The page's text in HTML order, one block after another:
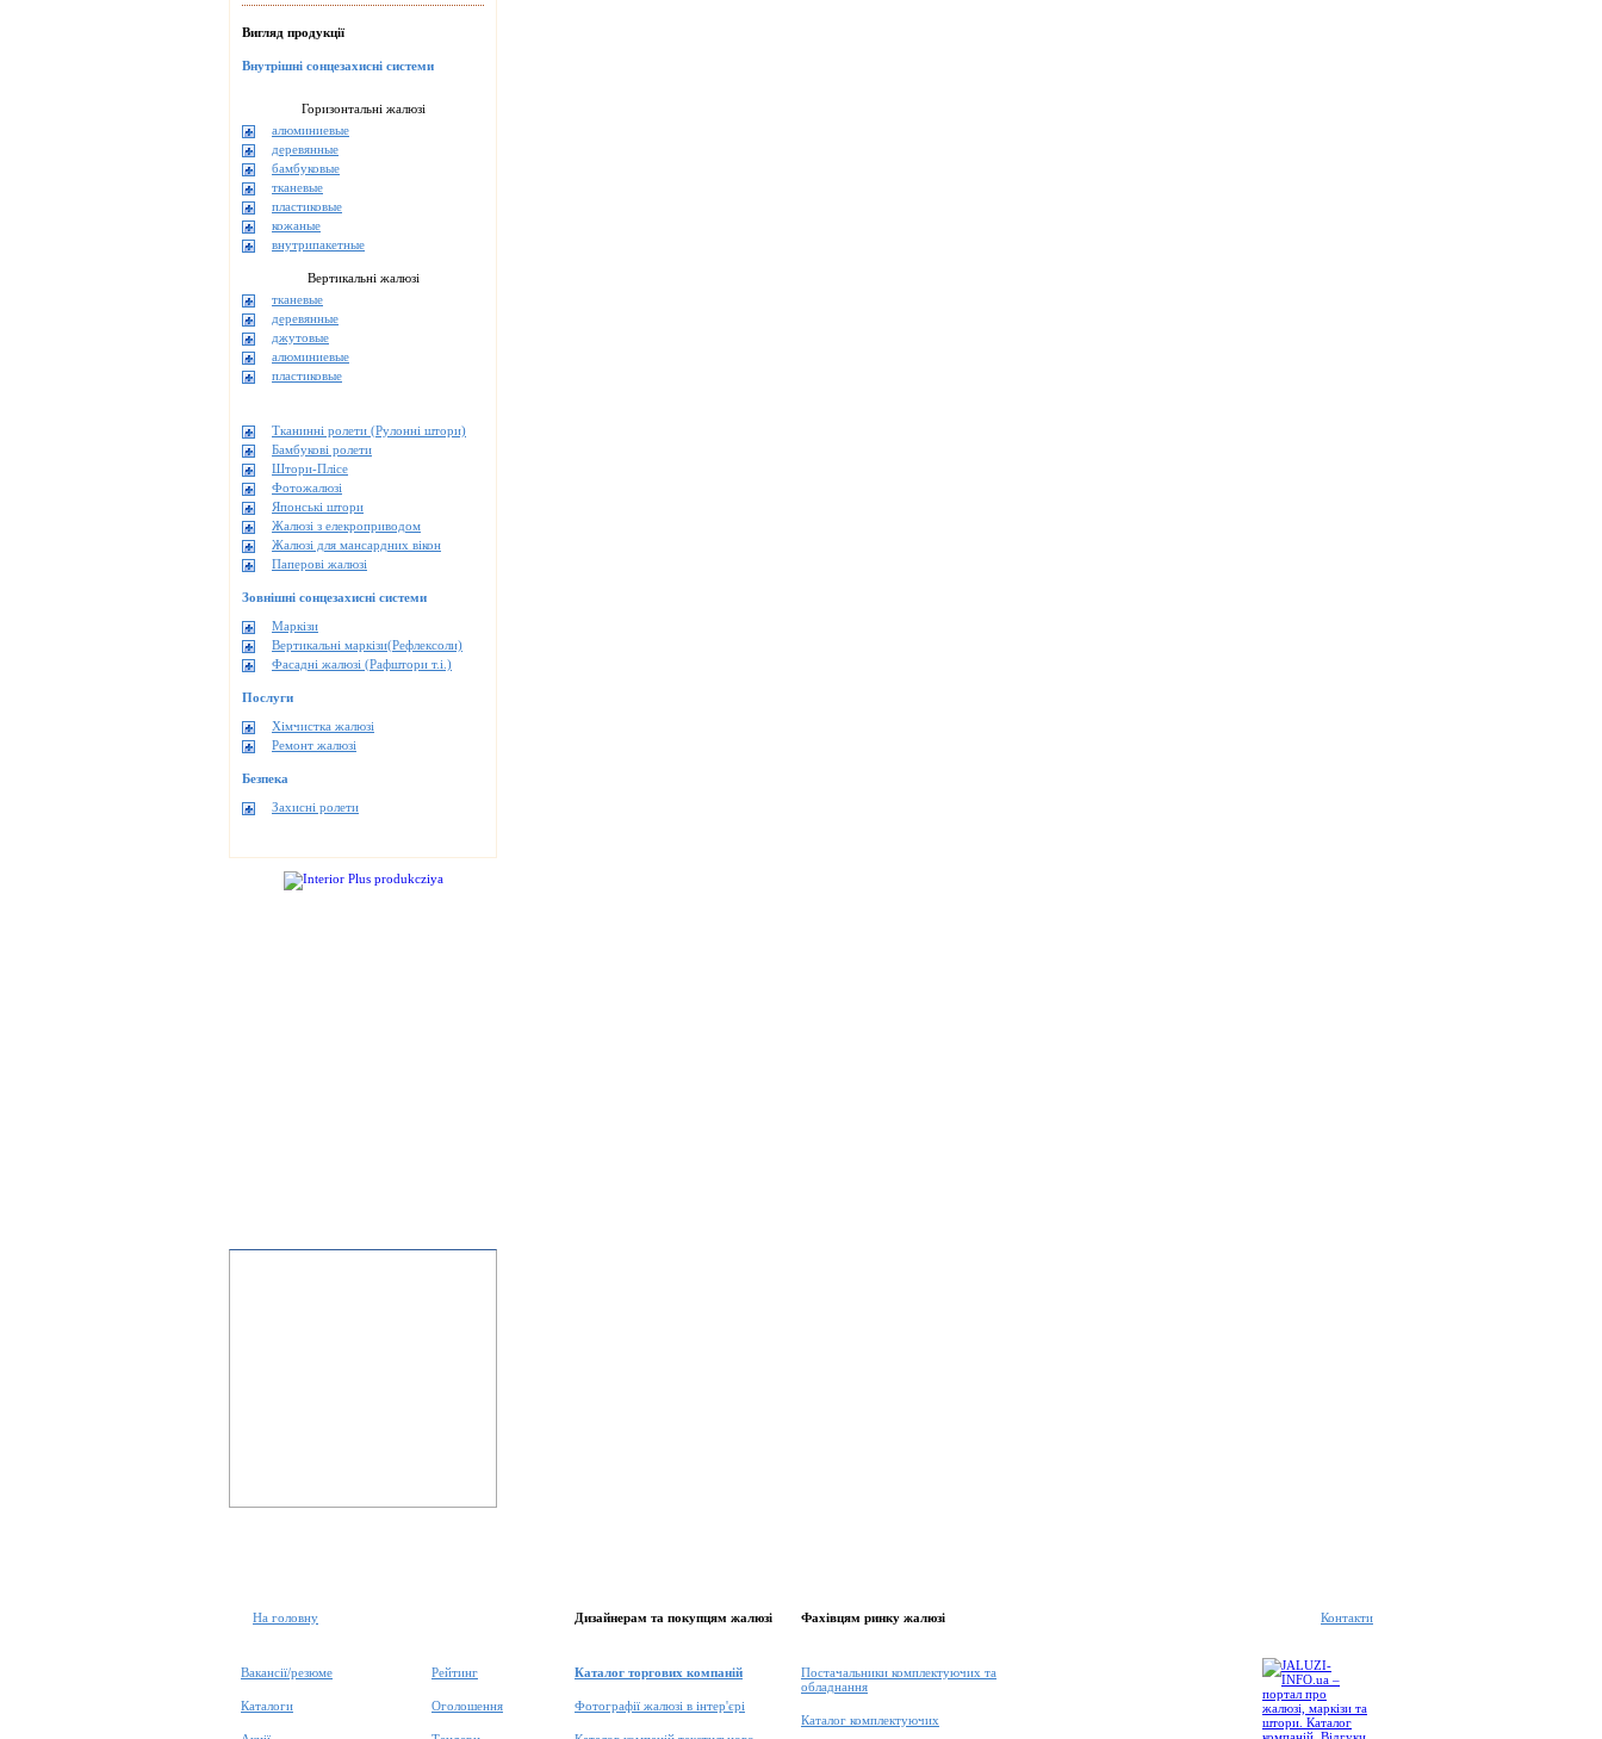
Вигляд продукції
Внутрішні сонцезахисні системи
Горизонтальні жалюзі
алюминиевые
деревянные
бамбуковые
тканевые
пластиковые
кожаные
внутрипакетные
Вертикальні жалюзі
тканевые
деревянные
джутовые
алюминиевые
пластиковые
Тканинні ролети (Рулонні штори)
Бамбукові ролети
Штори-Плісе
Фотожалюзі
Японські штори
Жалюзі з елекроприводом
Жалюзі для мансардних вікон
Паперові жалюзі
Зовнішні сонцезахисні системи
Маркізи
Вертикальні маркізи(Рефлексоли)
Фасадні жалюзі (Рафштори т.і.)
Послуги
Хімчистка жалюзі
Ремонт жалюзі
Безпека
Захисні ролети
Контакти
На головну
Вакансії/резюме
Каталоги
Рейтинг
Оголошення
Дизайнерам та покупцям жалюзі
Каталог торгових компаній
Фотографії жалюзі в інтер'єрі
Фахівцям ринку жалюзі
Постачальники комплектуючих та
обладнання
Каталог комплектуючих